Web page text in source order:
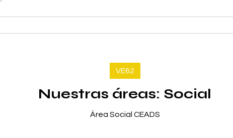
Nuestras áreas: Social
Área Social CEADS
VE62